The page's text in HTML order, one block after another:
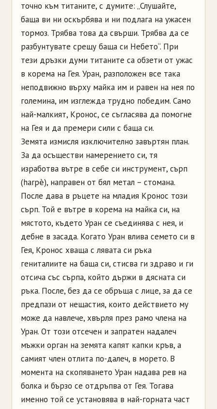
точно към титаните, с думите: „Слушайте,
баща ви ни оскърбява и ни подлага на ужасен
тормоз. Трябва това да свърши. Трябва да се
разбунтувате срещу баща си Небето“. При
тези дръзки думи титаните са обзети от ужас
в корема на Гея. Уран, разположен все така
неподвижно върху майка им и равен на нея по
големина, им изглежда трудно победим. Само
най-малкият, Кронос, се съгласява да помогне
на Гея и да премери сили с баща си.
Земята измисля изключително завъртян план.
За да осъществи намерението си, тя
изработва вътре в себе си инструмент, сърп
(harpѐ), направен от бял метал – стомана.
После дава в ръцете на младия Кронос този
сърп. Той е вътре в корема на майка си, на
мястото, където Уран се съединява с нея, и
дебне в засада. Когато Уран влива семето си в
Гея, Кронос хваща с лявата си ръка
гениталиите на баща си, стисва ги здраво и ги
отсича със сърпа, който държи в дясната си
ръка. После, без да се обръща с лице, за да се
предпази от нещастия, които действието му
може да навлече, хвърля през рамо члена на
Уран. От този отсечен и запратен надалеч
мъжки орган на земята капят капки кръв, а
самият член отлита по-далеч, в морето. В
момента на скопяването Уран надава рев на
болка и бързо се отдръпва от Гея. Тогава
именно той се установява в най-горната част